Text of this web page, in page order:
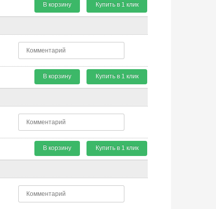
В корзину Купить в 1 клик
В корзину Купить в 1 клик
В корзину Купить в 1 клик